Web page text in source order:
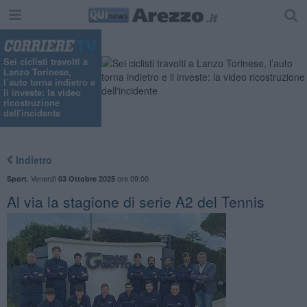
Sei ciclisti travolti a
Lanzo Torinese,
l’auto torna indietro e
li investe: la video
ricostruzione
dell'incidente
Indietro
Sport Venerdì 03 Ottobre 2025ore 09:00
​Al via la stagione di serie A2 del Tennis